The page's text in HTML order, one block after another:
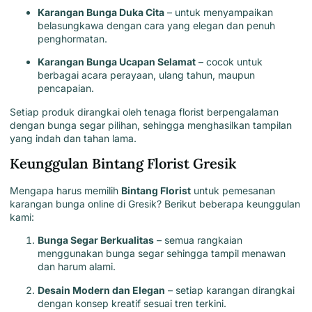
Karangan Bunga Duka Cita – untuk menyampaikan
belasungkawa dengan cara yang elegan dan penuh
penghormatan.
Karangan Bunga Ucapan Selamat – cocok untuk
berbagai acara perayaan, ulang tahun, maupun
pencapaian.
Setiap produk dirangkai oleh tenaga florist berpengalaman
dengan bunga segar pilihan, sehingga menghasilkan tampilan
yang indah dan tahan lama.
Keunggulan Bintang Florist Gresik
Mengapa harus memilih Bintang Florist untuk pemesanan
karangan bunga online di Gresik? Berikut beberapa keunggulan
kami:
Bunga Segar Berkualitas – semua rangkaian
menggunakan bunga segar sehingga tampil menawan
dan harum alami.
Desain Modern dan Elegan – setiap karangan dirangkai
dengan konsep kreatif sesuai tren terkini.